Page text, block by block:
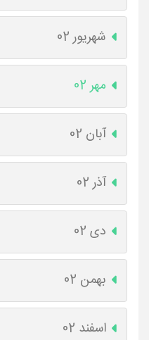
شهریور 02
مهر 02
آبان 02
آذر 02
دی 02
بهمن 02
اسفند 02